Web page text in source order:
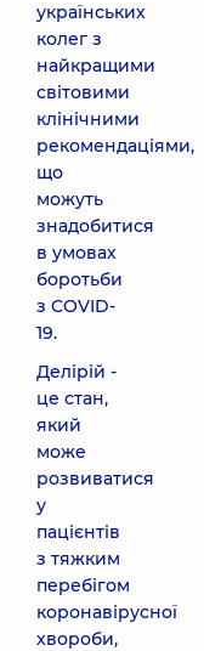
українських
колег з
найкращими
світовими
клінічними
рекомендаціями,
що
можуть
знадобитися
в умовах
боротьби
з COVID-
19.
Делірій -
це стан,
який
може
розвиватися
у
пацієнтів
з тяжким
перебігом
коронавірусної
хвороби,